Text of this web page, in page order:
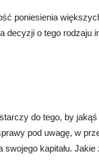
poniesienia
decyzji o tego rodzaju
do tego, by
pod uwagę, w
kapitału.